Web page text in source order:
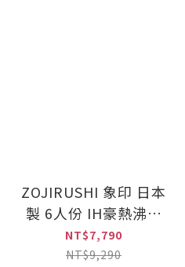
ZOJIRUSHI 象印 日本
製 6人份 IH豪熱沸騰
微電腦電子鍋(NH-
VCF10)
NT$7,790
NT$9,290